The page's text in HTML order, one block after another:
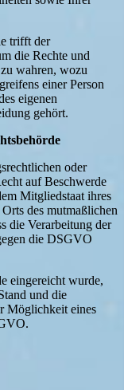
trifft der
die Rechte und
wahren, wozu
einer Person
eigenen
gehört.
oder
auf Beschwerde
Mitgliedstaat ihres
des mutmaßlichen
die Verarbeitung der
die DSGVO
eingereicht wurde,
und die
Möglichkeit eines